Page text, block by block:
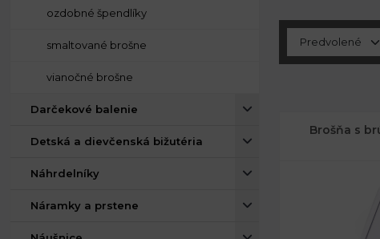
ozdobné špendlíky
smaltované brošne
vianočné brošne
Darčekové balenie
Detská a dievčenská bižutéria
Náhrdelníky
Náramky a prstene
Brošňa s